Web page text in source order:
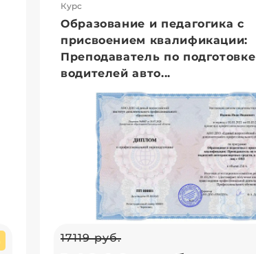
Курс
Образование и педагогика с
присвоением квалификации:
Преподаватель по подготовке
водителей авто...
17119 руб.